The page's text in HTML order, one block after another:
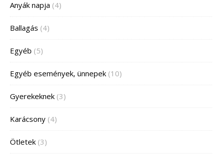
Anyák napja (4)
Ballagás (4)
Egyéb (5)
Egyéb események, ünnepek (10)
Gyerekeknek (3)
Karácsony (4)
Ötletek (3)